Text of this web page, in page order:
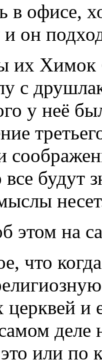
в офисе,
он
их Химок
с
у неё
будут
этом на
что
церквей и
деле
или по